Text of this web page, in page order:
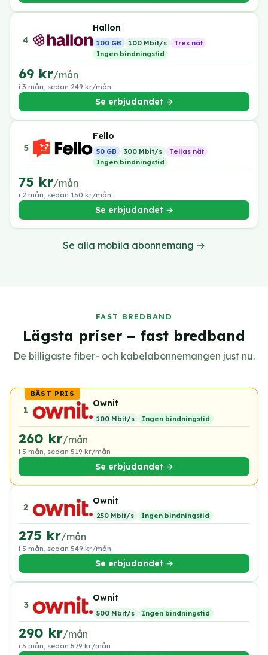
4
Hallon
100 GB 100 Mbit/s
Tres nät
Ingen bindningstid
69 kr/mån
i 3 mån, sedan 249 kr/mån
Se erbjudandet →
5
Fello
50 GB 300 Mbit/s
Telias nät
Ingen bindningstid
75 kr/mån
i 2 mån, sedan 150 kr/mån
Se erbjudandet →
Se alla mobila abonnemang →
FAST BREDBAND
Lägsta priser – fast bredband
De billigaste fiber- och kabelabonnemangen just nu.
1
Ownit
100 Mbit/s Ingen bindningstid
260 kr/mån
i 5 mån, sedan 519 kr/mån
Se erbjudandet →
2
Ownit
250 Mbit/s Ingen bindningstid
275 kr/mån
i 5 mån, sedan 549 kr/mån
Se erbjudandet →
3
Ownit
500 Mbit/s Ingen bindningstid
290 kr/mån
i 5 mån, sedan 579 kr/mån